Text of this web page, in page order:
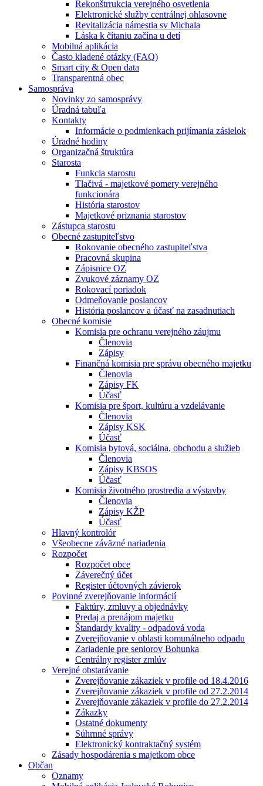
Rekonštrrukcia verejného osvetlenia
Elektronické služby centrálnej ohlasovne
Revitalizácia námestia sv Michala
Láska k čítaniu začína u detí
Mobilná aplikácia
Často kladené otázky (FAQ)
Smart city & Open data
Transparentná obec
Samospráva
Novinky zo samosprávy
Úradná tabuľa
Kontakty
Informácie o podmienkach prijímania zásielok
Úradné hodiny
Organizačná štruktúra
Starosta
Funkcia starostu
Tlačivá - majetkové pomery verejného
funkcionára
História starostov
Majetkové priznania starostov
Zástupca starostu
Obecné zastupiteľstvo
Rokovanie obecného zastupiteľstva
Pracovná skupina
Zápisnice OZ
Zvukové záznamy OZ
Rokovací poriadok
Odmeňovanie poslancov
História poslancov a účasť na zasadnutiach
Obecné komisie
Komisia pre ochranu verejného záujmu
Členovia
Zápisy
Finančná komisia pre správu obecného majetku
Členovia
Zápisy FK
Účasť
Komisia pre šport, kultúru a vzdelávanie
Členovia
Zápisy KSK
Účasť
Komisia bytová, sociálna, obchodu a služieb
Členovia
Zápisy KBSOS
Účasť
Komisia životného prostredia a výstavby
Členovia
Zápisy KŽP
Účasť
Hlavný kontrolór
Všeobecne záväzné nariadenia
Rozpočet
Rozpočet obce
Záverečný účet
Register účtovných závierok
Povinné zverejňovanie informácií
Faktúry, zmluvy a objednávky
Predaj a prenájom majetku
Štandardy kvality - odpadová voda
Zverejňovanie v oblasti komunálneho odpadu
Zariadenie pre seniorov Bohunka
Centrálny register zmlúv
Verejné obstarávanie
Zverejňovanie zákaziek v profile od 18.4.2016
Zverejňovanie zákaziek v profile od 27.2.2014
Zverejňovanie zákaziek v profile do 27.2.2014
Zákazky
Ostatné dokumenty
Súhrnné správy
Elektronický kontraktačný systém
Zásady hospodárenia s majetkom obce
Občan
Oznamy